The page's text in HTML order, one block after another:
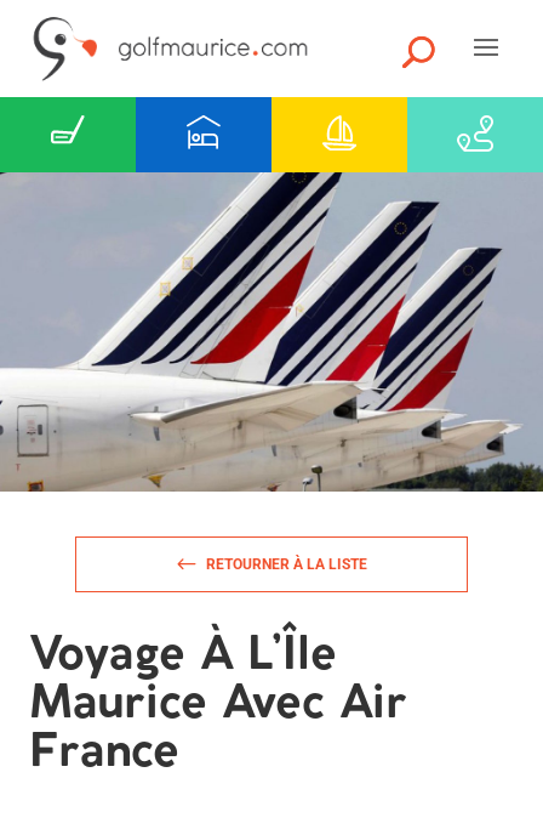
RETOURNER À LA LISTE
Voyage À L’Île
Maurice Avec Air
France